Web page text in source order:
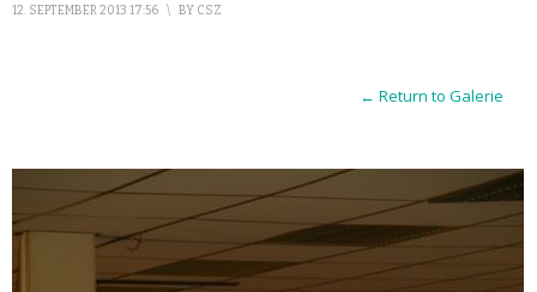
12. SEPTEMBER 2013 17:56 \ BY CSZ
← Return to Galerie